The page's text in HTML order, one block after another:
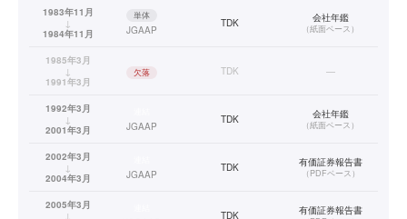
1983年11月
↓
1984年11月
単体
JGAAP
TDK 会社年鑑
（紙面ベース）
1985年3月
↓
1991年3月
欠落 TDK —
1992年3月
↓
2001年3月
JGAAP
TDK 会社年鑑
（紙面ベース）
2002年3月
↓
2004年3月
JGAAP
TDK 有価証券報告書
（PDFベース）
2005年3月
↓
TDK 有価証券報告書